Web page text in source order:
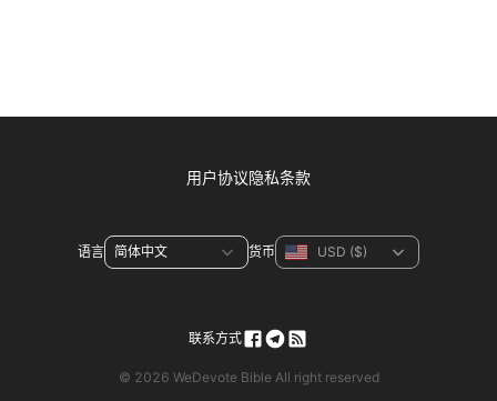
用户协议隐私条款
语言 货币
联系方式
© 2026 WeDevote Bible All right reserved